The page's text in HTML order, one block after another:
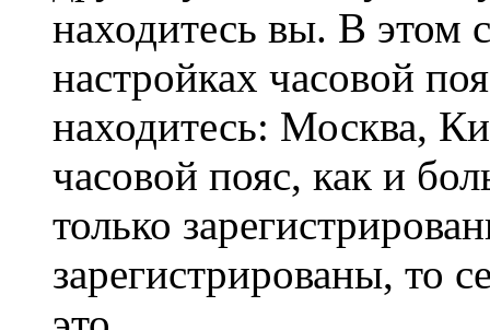
находитесь вы. В этом
настройках часовой
находитесь: Москва,
часовой пояс, как и
только
зарегистрированы, то